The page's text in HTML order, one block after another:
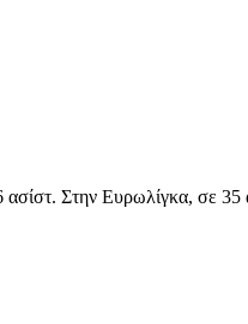
Στην Ευρωλίγκα, σε